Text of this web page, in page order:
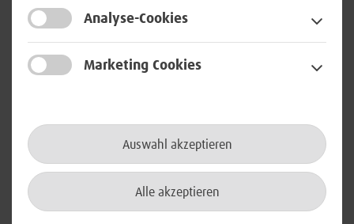
Analyse-Cookies
Marketing Cookies
Auswahl akzeptieren
Alle akzeptieren
Kampagne ebenfalls die innovative Datennutzung
gefördert.
Eine weitere Idee betrachtet eine völlig neue
Visualisierungsform von Daten: Gemeinsam mit dem
Fraunhofer FKIE, erprobt die BWI aktuell eine interaktive
Datenvisualisierung mit einem FKIE-eigenen Framework.
Beide Partner streben an, Forschungsergebnisse und
diesbezügliche Prototypen von FKIE aufzugreifen und
kooperieren innerhalb eines Innovationsexperiments bei